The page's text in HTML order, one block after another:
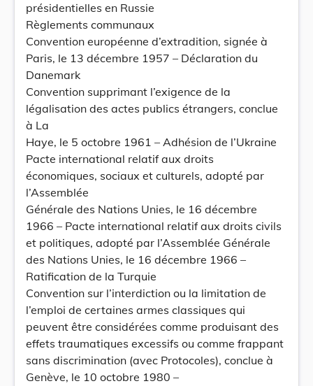
présidentielles en Russie
Règlements communaux
Convention européenne d’extradition, signée à
Paris, le 13 décembre 1957 – Déclaration du
Danemark
Convention supprimant l’exigence de la
légalisation des actes publics étrangers, conclue
à La
Haye, le 5 octobre 1961 – Adhésion de l’Ukraine
Pacte international relatif aux droits
économiques, sociaux et culturels, adopté par
l’Assemblée
Générale des Nations Unies, le 16 décembre
1966 – Pacte international relatif aux droits civils
et politiques, adopté par l’Assemblée Générale
des Nations Unies, le 16 décembre 1966 –
Ratification de la Turquie
Convention sur l’interdiction ou la limitation de
l’emploi de certaines armes classiques qui
peuvent être considérées comme produisant des
effets traumatiques excessifs ou comme frappant
sans discrimination (avec Protocoles), conclue à
Genève, le 10 octobre 1980 –